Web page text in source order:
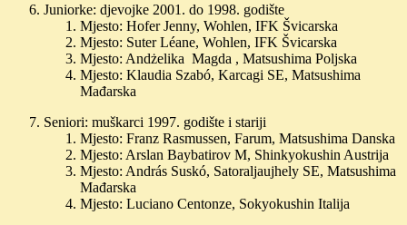
Juniorke: djevojke 2001. do 1998. godište
Mjesto: Hofer Jenny, Wohlen, IFK Švicarska
Mjesto: Suter Léane, Wohlen, IFK Švicarska
Mjesto: Andżelika Magda , Matsushima Poljska
Mjesto: Klaudia Szabó, Karcagi SE, Matsushima
Mađarska
Seniori: muškarci 1997. godište i stariji
Mjesto: Franz Rasmussen, Farum, Matsushima Danska
Mjesto: Arslan Baybatirov M, Shinkyokushin Austrija
Mjesto: András Suskó, Satoraljaujhely SE, Matsushima
Mađarska
Mjesto: Luciano Centonze, Sokyokushin Italija